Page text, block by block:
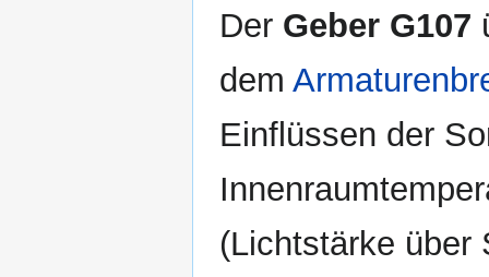
Der Geber G107
dem
Einflüssen der
(Lichtstärke über